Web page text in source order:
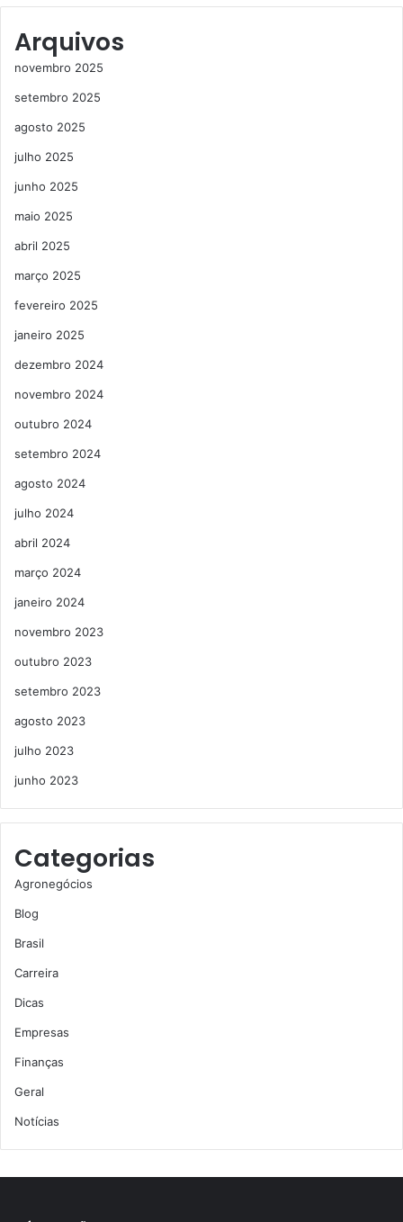
Arquivos
novembro 2025
setembro 2025
agosto 2025
julho 2025
junho 2025
maio 2025
abril 2025
março 2025
fevereiro 2025
janeiro 2025
dezembro 2024
novembro 2024
outubro 2024
setembro 2024
agosto 2024
julho 2024
abril 2024
março 2024
janeiro 2024
novembro 2023
outubro 2023
setembro 2023
agosto 2023
julho 2023
junho 2023
Categorias
Agronegócios
Blog
Brasil
Carreira
Dicas
Empresas
Finanças
Geral
Notícias